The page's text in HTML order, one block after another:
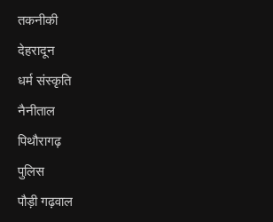
तकनीकी
देहरादून
धर्म संस्कृति
नैनीताल
पिथौरागढ़
पुलिस
पौड़ी गढ़वाल